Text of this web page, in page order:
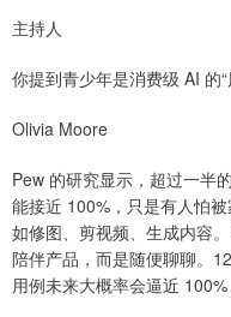
主持人
你提到青少年是消费级 AI 的
Olivia Moore
Pew 的研究显示，超过一半
能接近 100%，只是有人怕
如修图、剪视频、生成内容
陪伴产品，而是随便聊聊。
用例未来大概率会逼近